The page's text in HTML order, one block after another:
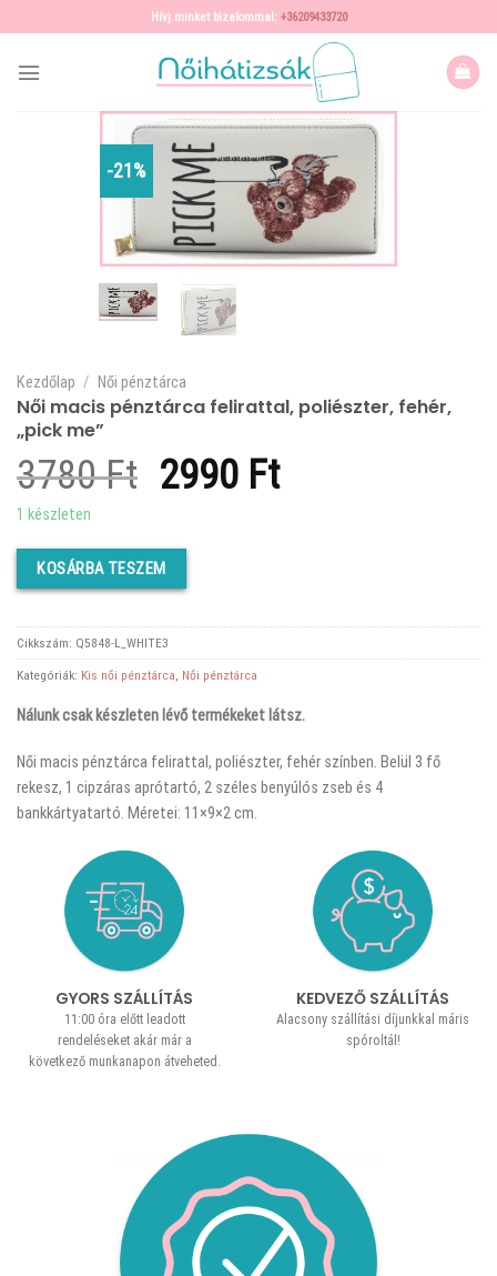
to
content
Hívj minket bizalommal: +36209433720
-21%
Kezdőlap / Női pénztárca
Női macis pénztárca felirattal, poliészter, fehér,
„pick me”
3780Ft Original
was:
3780 Ft.
2990 FtCurrent
1 készleten
KOSÁRBA TESZEM
Cikkszám: Q5848-L_WHITE3
Kategóriák: Kis női pénztárca Női pénztárca
Nálunk csak készleten lévő termékeket látsz.
Női macis pénztárca felirattal, poliészter, fehér színben. Belül 3 fő
rekesz, 1 cipzáras aprótartó, 2 széles benyúlós zseb és 4
bankkártyatartó. Méretei: 11×9×2 cm.
GYORS SZÁLLÍTÁS
11:00 óra előtt leadott
rendeléseket akár már a
következő munkanapon átveheted.
KEDVEZŐ SZÁLLÍTÁS
Alacsony szállítási díjunkkal máris
spóroltál!